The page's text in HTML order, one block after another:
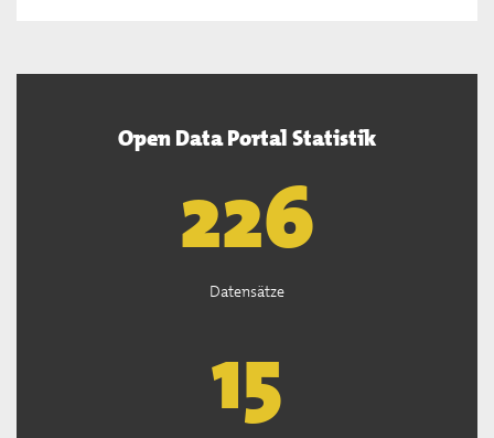
Open Data Portal Statistik
226
Datensätze
15